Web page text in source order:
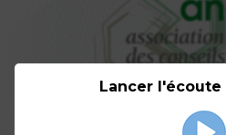
Lancer l'écoute